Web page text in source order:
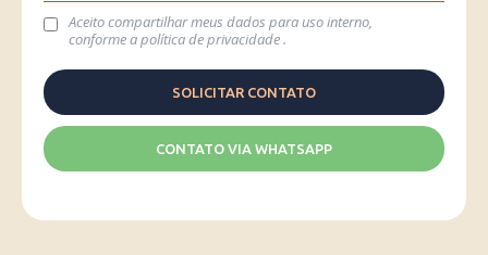
Aceito compartilhar meus dados para uso interno,
conforme apolítica de privacidade.
CONTATO VIA WHATSAPP